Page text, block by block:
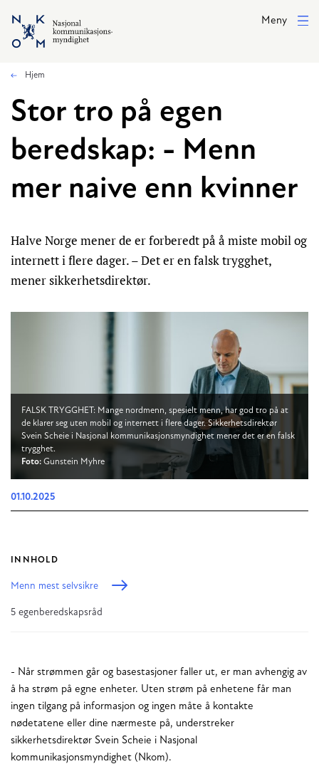
Hopp til hovedinnhold
Meny
Hjem
Stor tro på egen
beredskap: - Menn
mer naive enn kvinner
Halve Norge mener de er forberedt på å miste mobil og
internett i flere dager. – Det er en falsk trygghet,
mener sikkerhetsdirektør.
FALSK TRYGGHET: Mange nordmenn, spesielt menn, har god tro på at
de klarer seg uten mobil og internett i flere dager. Sikkerhetsdirektør
Svein Scheie i Nasjonal kommunikasjonsmyndighet mener det er en falsk
trygghet.
Foto: Gunstein Myhre
01.10.2025
INNHOLD
Menn mest selvsikre
5 egenberedskapsråd
- Når strømmen går og basestasjoner faller ut, er man avhengig av
å ha strøm på egne enheter. Uten strøm på enhetene får man
ingen tilgang på informasjon og ingen måte å kontakte
nødetatene eller dine nærmeste på, understreker
sikkerhetsdirektør Svein Scheie i Nasjonal
kommunikasjonsmyndighet (Nkom).